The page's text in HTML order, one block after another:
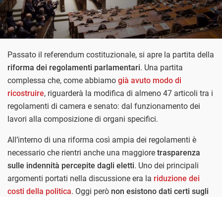
Passato il referendum costituzionale, si apre la partita della
riforma dei regolamenti parlamentari. Una partita
complessa che, come abbiamo già avuto modo di
ricostruire, riguarderà la modifica di almeno 47 articoli tra i
regolamenti di camera e senato: dal funzionamento dei
lavori alla composizione di organi specifici.
All’interno di una riforma così ampia dei regolamenti è
necessario che rientri anche una maggiore trasparenza
sulle indennità percepite dagli eletti. Uno dei principali
argomenti portati nella discussione era la riduzione dei
costi della politica. Oggi però non esistono dati certi sugli